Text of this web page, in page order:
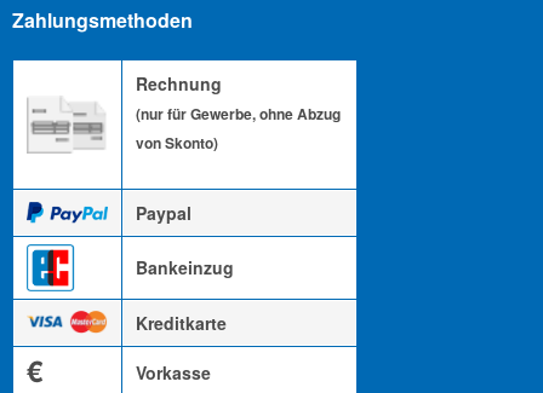
Zahlungsmethoden
Rechnung
(nur für Gewerbe, ohne Abzug
von Skonto)
Paypal
Bankeinzug
Kreditkarte
€ Vorkasse